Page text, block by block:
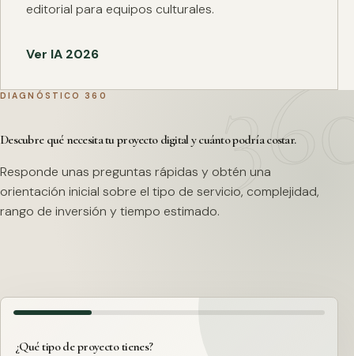
editorial para equipos culturales.
Ver IA 2026
DIAGNÓSTICO 360
Descubre qué necesita tu proyecto digital y cuánto podría costar.
Responde unas preguntas rápidas y obtén una
orientación inicial sobre el tipo de servicio, complejidad,
rango de inversión y tiempo estimado.
¿Qué tipo de proyecto tienes?